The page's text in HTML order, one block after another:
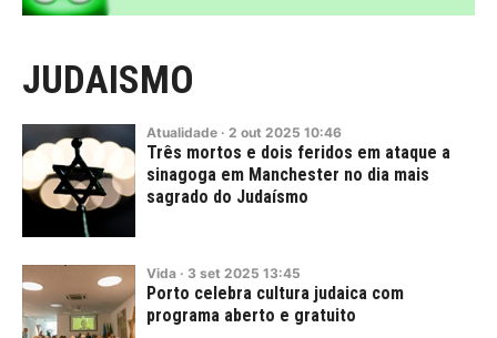
JUDAISMO
Atualidade · 2 out 2025 10:46
Três mortos e dois feridos em ataque a
sinagoga em Manchester no dia mais
sagrado do Judaísmo
Vida · 3 set 2025 13:45
Porto celebra cultura judaica com
programa aberto e gratuito